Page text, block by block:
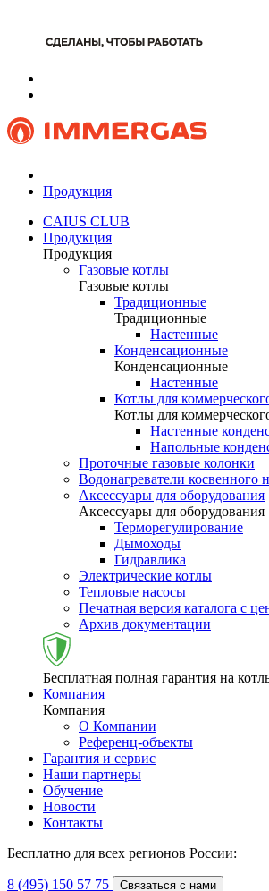
Продукция
CAIUS CLUB
Продукция
Продукция
Газовые котлы
Газовые котлы
Традиционные
Традиционные
Настенные
Конденсационные
Конденсационные
Настенные
Котлы для
Котлы для
Настенные
Напольные
Проточные газовые колонки
Водонагреватели косвенного
Аксессуары для оборудования
Аксессуары для оборудования
Терморегулирование
Дымоходы
Гидравлика
Электрические котлы
Тепловые насосы
Печатная версия каталога с
Архив документации
Бесплатная полная гарантия на
Компания
Компания
О Компании
Референц-объекты
Гарантия и сервис
Наши партнеры
Обучение
Новости
Контакты
Бесплатно для всех регионов России:
8 (495) 150 57 75 Связаться с нами